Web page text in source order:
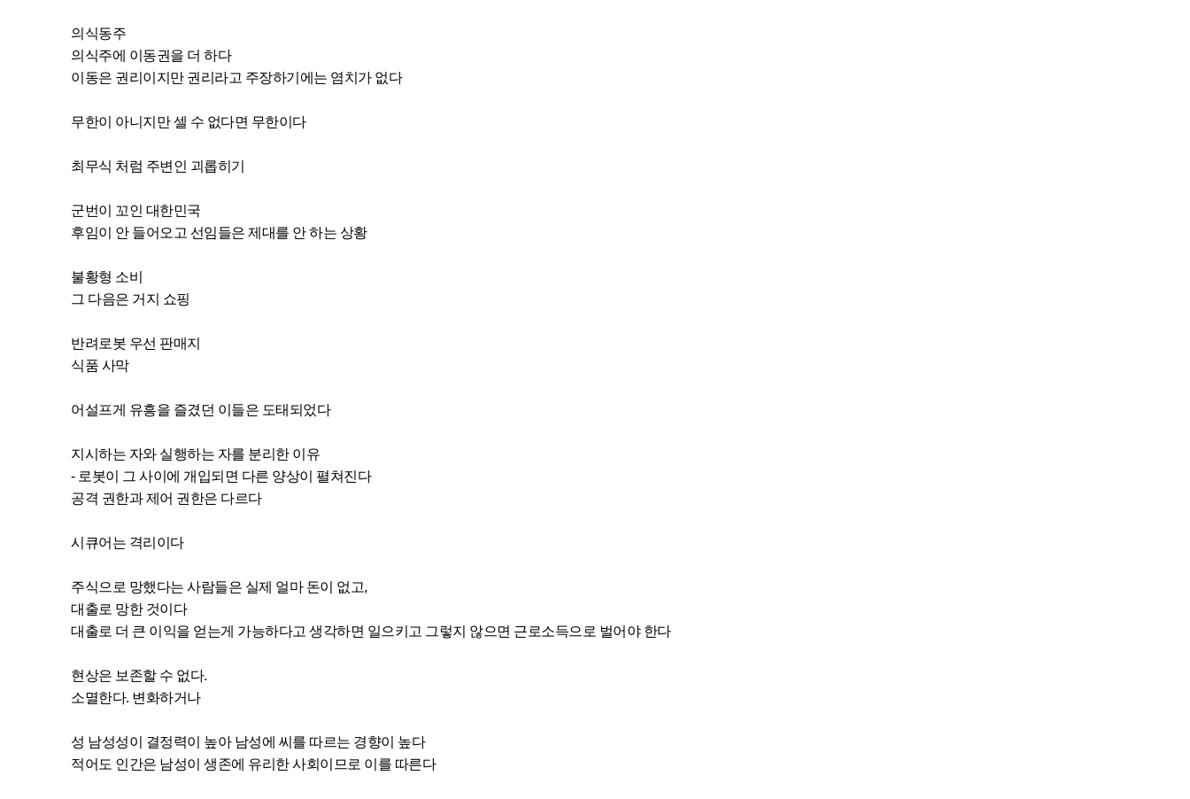
의식동주
의식주에 이동권을 더 하다
이동은 권리이지만 권리라고 주장하기에는 염치가 없다
무한이 아니지만 셀 수 없다면 무한이다
최무식 처럼 주변인 괴롭히기
군번이 꼬인 대한민국
후임이 안 들어오고 선임들은 제대를 안 하는 상황
불황형 소비
그 다음은 거지 쇼핑
반려로봇 우선 판매지
식품 사막
어설프게 유흥을 즐겼던 이들은 도태되었다
지시하는 자와 실행하는 자를 분리한 이유
- 로봇이 그 사이에 개입되면 다른 양상이 펼쳐진다
공격 권한과 제어 권한은 다르다
시큐어는 격리이다
주식으로 망했다는 사람들은 실제 얼마 돈이 없고,
대출로 망한 것이다
대출로 더 큰 이익을 얻는게 가능하다고 생각하면 일으키고 그렇지 않으면 근로소득으로 벌어야 한다
현상은 보존할 수 없다.
소멸한다. 변화하거나
성 남성성이 결정력이 높아 남성에 씨를 따르는 경향이 높다
적어도 인간은 남성이 생존에 유리한 사회이므로 이를 따른다